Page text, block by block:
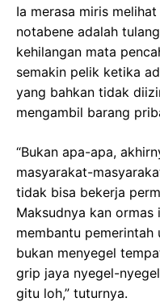
Ia merasa miris
notabene adalah
kehilangan mata
semakin pelik ketika
yang bahkan tidak
mengambil barang
“Bukan apa-apa,
masyarakat-
tidak bisa bekerja
Maksudnya kan
membantu pemerintah
bukan menyegel
grip jaya nyegel-
gitu loh,” tuturnya.